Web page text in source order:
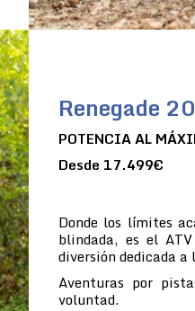
Renegade
POTENCIA AL
Desde 17.499€
Donde los límites
blindada, es el
diversión dedicada
Aventuras por
voluntad.